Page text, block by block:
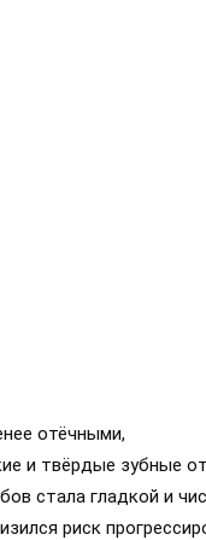
отёчными,
и твёрдые зубные
стала гладкой и
риск